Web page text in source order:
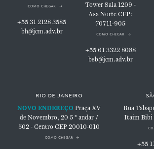
como chegar
+55 31 2128 3585
bh@jcm.adv.br
TowerSala 1209 -
Asa NorteCEP:
70711-905
como chegar
+55 61 3322 8088
bsb@jcm.adv.br
rio de janeiro
NOVO ENDEREÇO Praça XV
de Novembro, 20 5 ° andar /
502 - Centro CEP 20010-010
como chegar
Rua
Itaim Bibi
+55